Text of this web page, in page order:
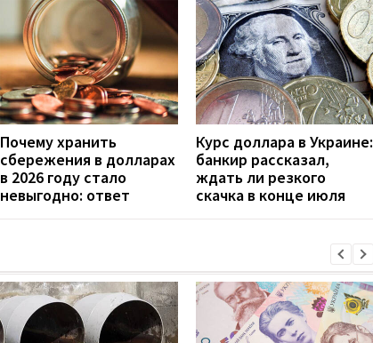
Почему хранить
сбережения в долларах
в 2026 году стало
невыгодно: ответ
Курс доллара в Украине:
банкир рассказал,
ждать ли резкого
скачка в конце июля